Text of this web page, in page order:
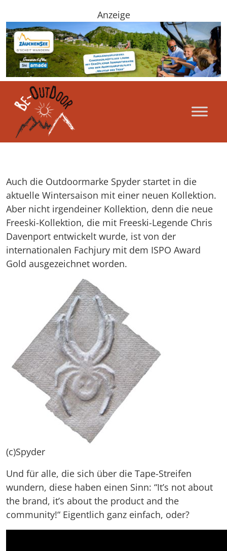
Anzeige
Auch die Outdoormarke Spyder startet in die
aktuelle Wintersaison mit einer neuen Kollektion.
Aber nicht irgendeiner Kollektion, denn die neue
Freeski-Kollektion, die mit Freeski-Legende Chris
Davenport entwickelt wurde, ist von der
internationalen Fachjury mit dem ISPO Award
Gold ausgezeichnet worden.
(c)Spyder
Und für alle, die sich über die Tape-Streifen
wundern, diese haben einen Sinn: “It’s not about
the brand, it’s about the product and the
community!“ Eigentlich ganz einfach, oder?